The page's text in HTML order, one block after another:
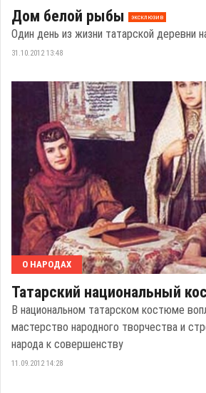
Дом белой рыбы эксклюзив
Один день из жизни татарской деревни
31.10.2012 13:48
О НАРОДАХ
Татарский национальный
В национальном татарском костюме
мастерство народного творчества и
народа к совершенству
11.09.2012 14:28